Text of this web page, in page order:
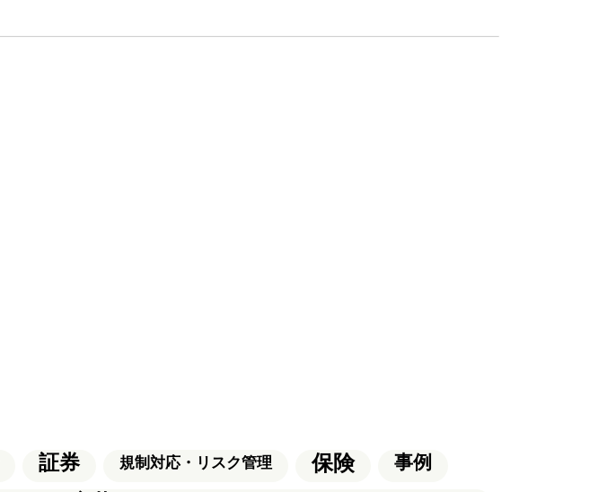
証券 規制対応・リスク管理 保険 事例